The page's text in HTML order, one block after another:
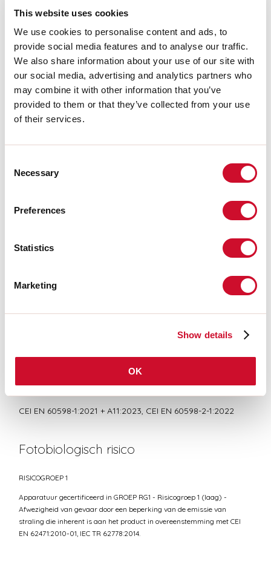
This website uses cookies
We use cookies to personalise content and ads, to
provide social media features and to analyse our traffic.
We also share information about your use of our site with
our social media, advertising and analytics partners who
may combine it with other information that you’ve
provided to them or that they’ve collected from your use
of their services.
Selection
Necessary
Preferences
Statistics
Marketing
Show details
OK
Kleurtemperatuur:
4000K
LED levensduur:
30000h L70 B20
Download
FOTOMETRISCH
CERTIFICATIES CE
Conformiteit
CEI EN 60598-1:2021 + A11:2023, CEI EN 60598-2-1:2022
Fotobiologisch risico
RISICOGROEP 1
Apparatuur gecertificeerd in GROEP RG1 - Risicogroep 1 (laag) -
Afwezigheid van gevaar door een beperking van de emissie van
straling die inherent is aan het product in overeenstemming met CEI
EN 62471:2010-01, IEC TR 62778:2014.